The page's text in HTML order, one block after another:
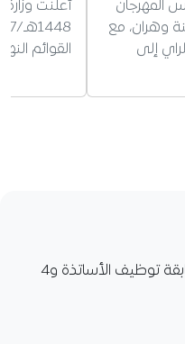
المهرجان
وهران، مع
إلى
أعلنت
القوائم
وزارة التربية تعلن نتائج مسابقة توظيف الأساتذة و4